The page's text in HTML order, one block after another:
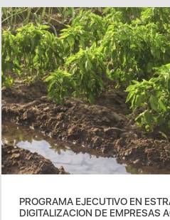
PROGRAMA EJECUTIVO EN
DIGITALIZACION DE EMPRESAS